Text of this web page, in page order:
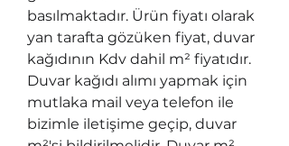
basılmaktadır. Ürün fiyatı olarak
yan tarafta gözüken fiyat, duvar
kağıdının Kdv dahil m² fiyatıdır.
Duvar kağıdı alımı yapmak için
mutlaka mail veya telefon ile
bizimle iletişime geçip, duvar